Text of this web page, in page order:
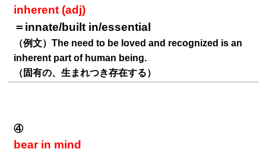
inherent (adj)
＝innate/built in/essential
（例文）The need to be loved and recognized is an
inherent part of human being.
（固有の、生まれつき存在する）
④
bear in mind